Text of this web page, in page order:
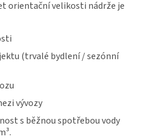
orientační velikosti nádrže je
(trvalé bydlení / sezónní
vývozy
s běžnou spotřebou vody